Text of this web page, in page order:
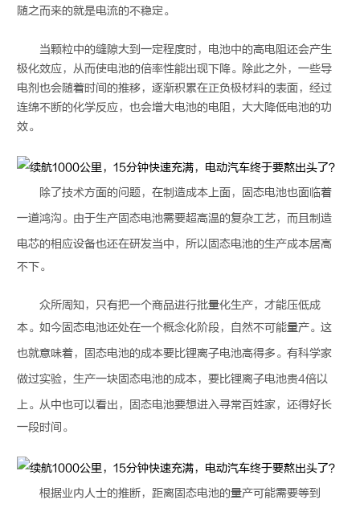
随之而来的就是电流的不稳定。
当颗粒中的缝隙大到一定程度时，电池中的高电阻还会产生
极化效应，从而使电池的倍率性能出现下降。除此之外，一些导
电剂也会随着时间的推移，逐渐积累在正负极材料的表面，经过
连绵不断的化学反应，也会增大电池的电阻，大大降低电池的功
效。
除了技术方面的问题，在制造成本上面， 固态电池也面临着
一道鸿沟。由于生产固态电池需要超高温的复杂工艺，而且制造
电芯的相应设备也还在研发当中，所以固态电池的生产成本居高
不下。
众所周知，只有把一个商品进行批量化生产，才能压低成
本。如今固态电池还处在一个概念化阶段，自然不可能量产。这
也就意味着，
固态电池的成本要比锂离子电池高得多。有科学家
做过实验，生产一块固态电池的成本，要比锂离子电池贵4倍以
上。从中也可以看出，
固态电池要想进入寻常百姓家，还得好长
一段时间。
根据业内人士的推断，距离固态电池的量产可能需要等到